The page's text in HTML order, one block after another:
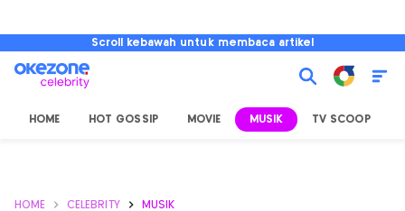
Scroll kebawah untuk membaca artikel
HOME HOT GOSSIP MOVIE MUSIK TV SCOOP
HOME CELEBRITY MUSIK